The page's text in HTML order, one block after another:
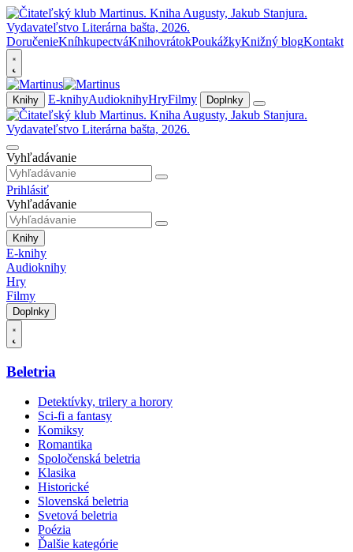
DoručenieKníhkupectváKnihovrátokPoukážkyKnižný blogKontakt
Knihy E-knihyAudioknihyHryFilmy Doplnky
Vyhľadávanie
Prihlásiť
Vyhľadávanie
Knihy
E-knihy
Audioknihy
Hry
Filmy
Doplnky
Beletria
Detektívky, trilery a horory
Sci-fi a fantasy
Komiksy
Romantika
Spoločenská beletria
Klasika
Historické
Slovenská beletria
Svetová beletria
Poézia
Ďalšie kategórie